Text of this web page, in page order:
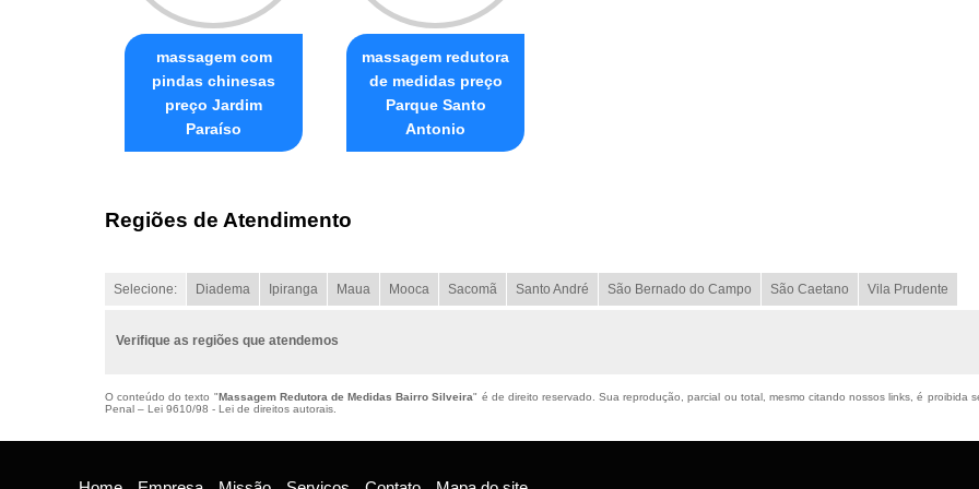
massagem com
pindas chinesas
preço Jardim
Paraíso
massagem redutora
de medidas preço
Parque Santo
Antonio
Regiões de Atendimento
Selecione: Diadema Ipiranga Maua Mooca Sacomã Santo André São Bernado do Campo São Caetano Vila Prudente
Verifique as regiões que atendemos
O conteúdo do texto "Massagem Redutora de Medidas Bairro Silveira" é de direito reservado. Sua reprodução, parcial ou total, mesmo citando nossos links, é
Penal – Lei 9610/98 - Lei de direitos autorais